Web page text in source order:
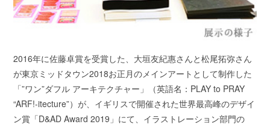
2016年に佐藤卓賞を受賞した、大垣友紀惠さんと松尾拓弥さん
が東京ミッドタウン2018お正月のメインアートとして制作した
「”ワン”ダフル アーキテクチャー」（英語名：PLAY to PRAY
“ARF!-itecture”）が、イギリスで開催された世界最高峰のデザイ
ン賞「D&AD Award 2019」にて、イラストレーション部門の